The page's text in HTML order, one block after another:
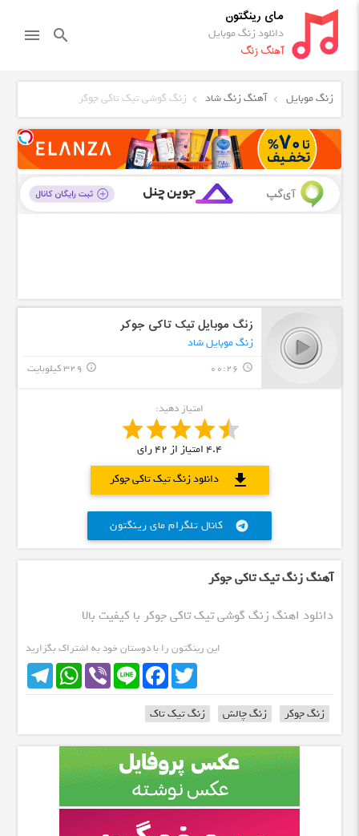
مای رینگتون
دانلود زنگ موبایل
آهنگ زنگ
search
menu
زنگ موبایل آهنگ زنگ شاد زنگ گوشی تیک تاکی جوکر
زنگ موبایل تیک تاکی جوکر
زنگ موبایل شاد
query_builder
00:26 329 کیلوبایت info_outline
امتیاز دهید:
4.4 امتیاز از42رای
دانلود زنگ تیک تاکی جوکر
download
کانال تلگرام مای رینگتون telegram
آهنگ زنگ تیک تاکی جوکر
دانلود اهنگ زنگ گوشی تیک تاکی جوکر با کیفیت بالا
این رینگتون را با دوستان خود به اشتراک بگزارید
TelegramWhatsApp Viber Line
FacebookTwitter
زنگ جوکر زنگ چالش زنگ تیک تاک